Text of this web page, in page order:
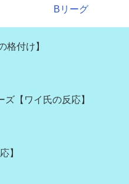
Bリーグ
格付け】
【ワイ氏の反応】
】